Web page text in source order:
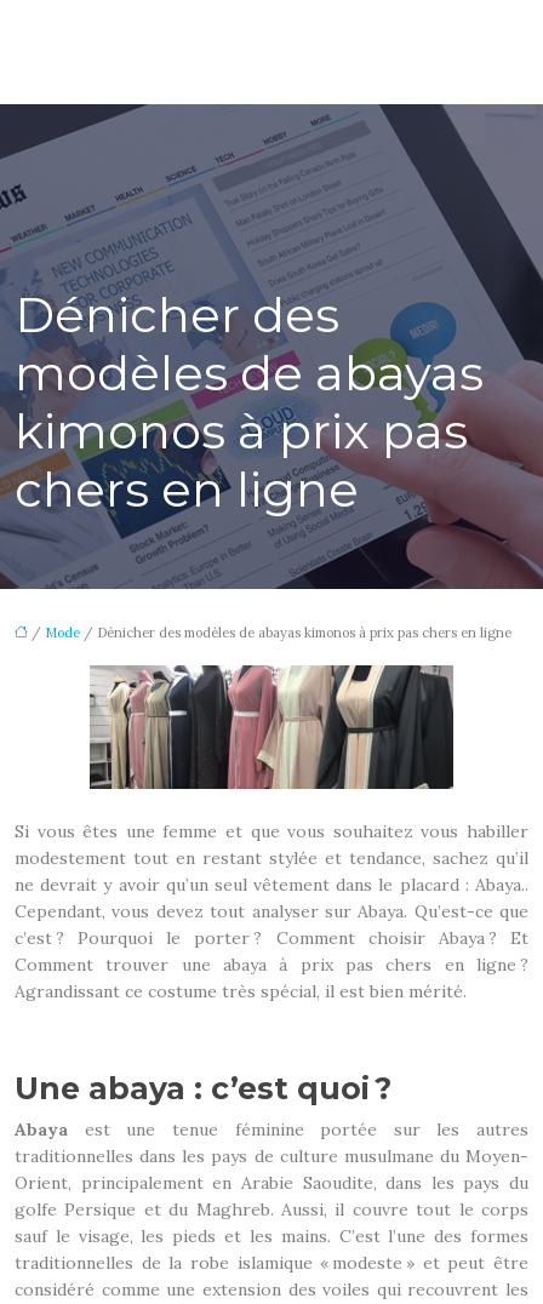
Dénicher des
modèles de abayas
kimonos à prix pas
chers en ligne
/ Mode / Dénicher des modèles de abayas kimonos à prix pas chers en ligne
Si vous êtes une femme et que vous souhaitez vous habiller
modestement tout en restant stylée et tendance, sachez qu’il
ne devrait y avoir qu’un seul vêtement dans le placard : Abaya..
Cependant, vous devez tout analyser sur Abaya. Qu’est-ce que
c’est ? Pourquoi le porter ? Comment choisir Abaya ? Et
Comment trouver une abaya à prix pas chers en ligne ?
Agrandissant ce costume très spécial, il est bien mérité.
Une abaya : c’est quoi ?
Abaya est une tenue féminine portée sur les autres
traditionnelles dans les pays de culture musulmane du Moyen-
Orient, principalement en Arabie Saoudite, dans les pays du
golfe Persique et du Maghreb. Aussi, il couvre tout le corps
sauf le visage, les pieds et les mains. C’est l’une des formes
traditionnelles de la robe islamique « modeste » et peut être
considéré comme une extension des voiles qui recouvrent les